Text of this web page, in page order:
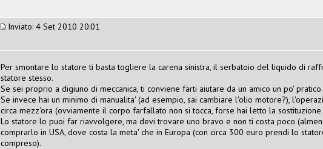
Inviato: 4 Set 2010 20:01
Per smontare lo statore ti basta togliere la carena sinistra, il serbatoio del liquido di
statore stesso.
Se sei proprio a digiuno di meccanica, ti conviene farti aiutare da un amico un po' pratico.
Se invece hai un minimo di manualita' (ad esempio, sai cambiare l'olio motore?),
circa mezz'ora (ovviamente il corpo farfallato non si tocca, forse hai letto la
Lo statore lo puoi far riavvolgere, ma devi trovare uno bravo e non ti costa poco
comprarlo in USA, dove costa la meta' che in Europa (con circa 300 euro prendi lo
compreso).